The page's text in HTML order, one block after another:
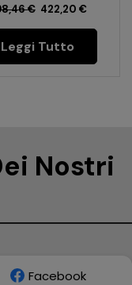
€ 422,20 €
Leggi Tutto
Nostri
Facebook